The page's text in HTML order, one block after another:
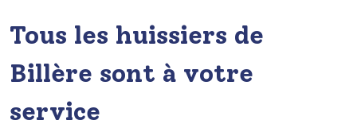
Tous les huissiers de
Billère sont à votre
service